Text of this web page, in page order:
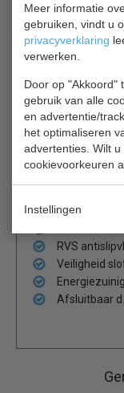
Meer informatie
gebruiken, vindt u
privacyverklaring
verwerken.
Door op "Akkoord"
gebruik van alle
en advertentie/
het optimaliseren
advertenties. Wilt
cookievoorkeuren
Instellingen
koelcapaciteit
minder energie
Dit resulteert in
termijn kosten
Kortom, met de
heeft u een
oplossing voor al
Gemakkelijk
RVS
Veiligheid
Afsluitbaar